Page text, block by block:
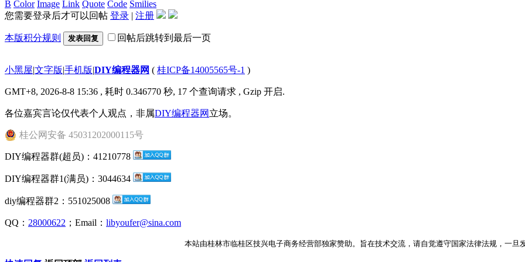
B Color Image Link Quote Code Smilies
您需要登录后才可以回帖 登录 | 注册
本版积分规则 发表回复 回帖后跳转到最后一页
小黑屋|文字版|手机版|DIY编程器网 ( 桂ICP备14005565号-1 )
GMT+8, 2026-8-8 15:36 , 耗时 0.346770 秒, 17 个查询请求 , Gzip 开启.
各位嘉宾言论仅代表个人观点，非属DIY编程器网 立场。
桂公网安备 45031202000115号
DIY编程器群(超员)：41210778
DIY编程器群1(满员)：3044634
diy编程器群2：551025008
QQ： 28000622 ；Email： libyoufer@sina.com
本站由桂林市临桂区技兴电子商务经营部独家赞助。旨在技术交流，请自觉遵守国家法律法规，一旦